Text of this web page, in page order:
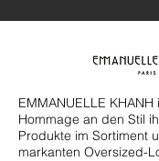
EMMANUELLE
Hommage an den Stil
Produkte im Sortiment
markanten Oversized-